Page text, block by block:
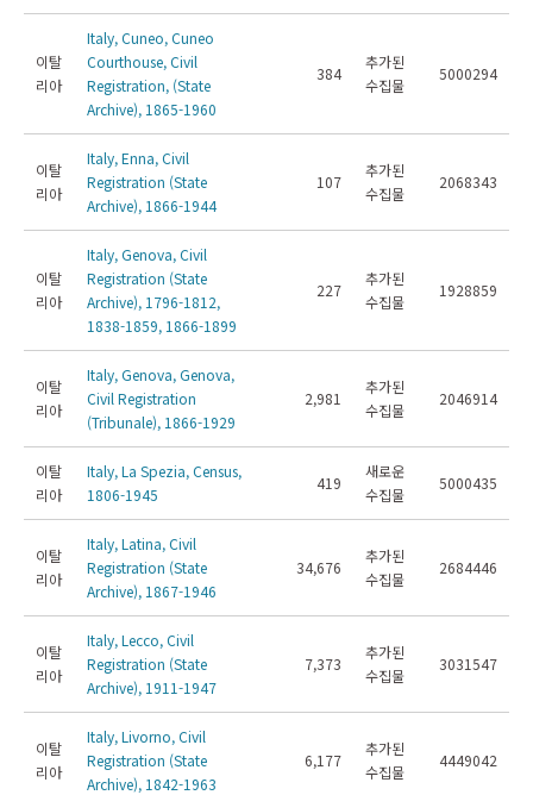
이탈
리아
Italy, Cuneo, Cuneo
Courthouse, Civil
Registration, (State
Archive), 1865-1960
384
추가된
수집물
5000294
이탈
리아
Italy, Enna, Civil
Registration (State
Archive), 1866-1944
107
추가된
수집물
2068343
이탈
리아
Italy, Genova, Civil
Registration (State
Archive), 1796-1812,
1838-1859, 1866-1899
227
추가된
수집물
1928859
이탈
리아
Italy, Genova, Genova,
Civil Registration
(Tribunale), 1866-1929
2,981
추가된
수집물
2046914
이탈
리아
Italy, La Spezia, Census,
1806-1945
419
새로운
수집물
5000435
이탈
리아
Italy, Latina, Civil
Registration (State
Archive), 1867-1946
34,676
추가된
수집물
2684446
이탈
리아
Italy, Lecco, Civil
Registration (State
Archive), 1911-1947
7,373
추가된
수집물
3031547
이탈
리아
Italy, Livorno, Civil
Registration (State
Archive), 1842-1963
6,177
추가된
수집물
4449042